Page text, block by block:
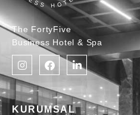
The FortyFive
Business Hotel & Spa
KURUMSAL